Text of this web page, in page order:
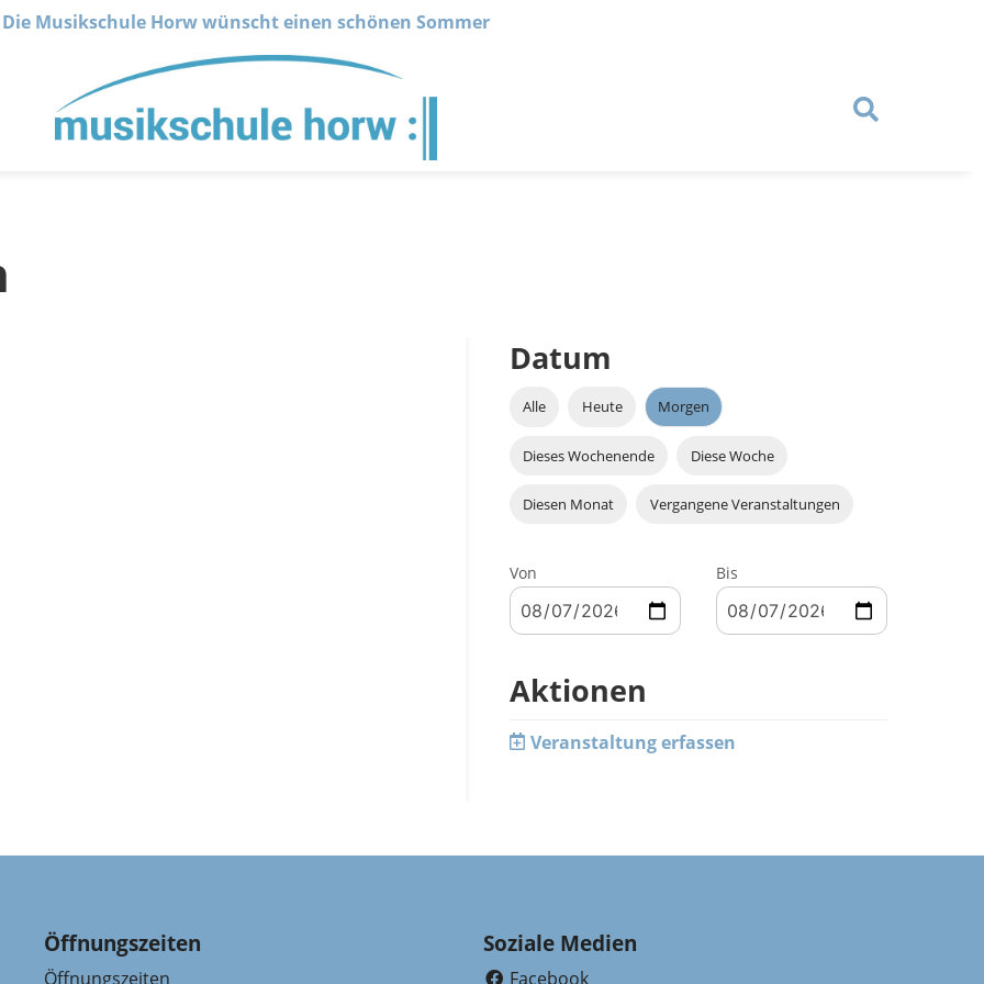
Die Musikschule Horw wünscht einen schönen Sommer
Datum
Alle Heute Morgen
Dieses Wochenende Diese Woche
Diesen Monat Vergangene Veranstaltungen
Von Bis
Aktionen
Veranstaltung erfassen
Öffnungszeiten
Öffnungszeiten
Soziale Medien
Facebook